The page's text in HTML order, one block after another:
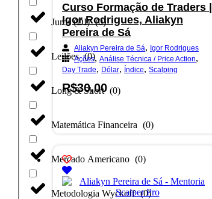
Juros (DI) (0)
Leilões (0)
Long & Short (0)
Matemática Financeira (0)
Mercado Americano (0)
Metodologia Wyckoff (0)
Curso Formação de Traders |
Igor Rodrigues, Aliakyn
Pereira de Sá
Aliakyn Pereira de Sá, Igor Rodrigues
Ações, Análise Técnica / Price Action,
Day Trade, Dólar, Índice, Scalping
R$30,00